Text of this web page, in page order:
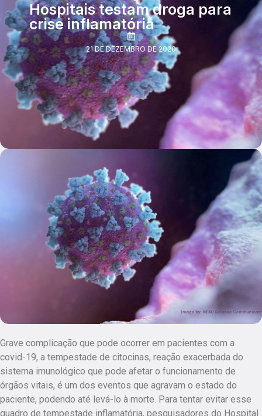
Hospitais testam droga para
crise inflamatória
21 DE DEZEMBRO DE 2020
Grave complicação que pode ocorrer em pacientes com a
covid-19, a tempestade de citocinas, reação exacerbada do
sistema imunológico que pode afetar o funcionamento de
órgãos vitais, é um dos eventos que agravam o estado do
paciente, podendo até levá-lo à morte. Para tentar evitar esse
quadro de tempestade inflamatória, pesquisadores do Hospital